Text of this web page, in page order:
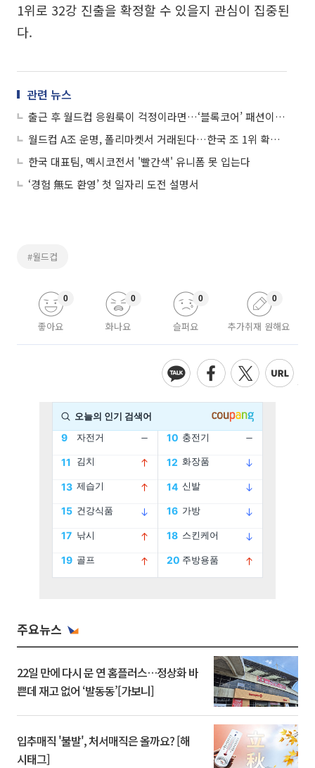
1위로 32강 진출을 확정할 수 있을지 관심이 집중된
다.
관련 뉴스
출근 후 월드컵 응원룩이 걱정이라면…‘블록코어’ 패션이 대세
월드컵 A조 운명, 폴리마켓서 거래된다…한국 조 1위 확률 36%
한국 대표팀, 멕시코전서 '빨간색' 유니폼 못 입는다
‘경험 無도 환영’ 첫 일자리 도전 설명서
#월드컵
좋아요
0
화나요
0
슬퍼요
0
추가취재 원해요
0
주요뉴스
22일 만에 다시 문 연 홈플러스…정상화 바
쁜데 재고 없어 ‘발동동’[가보니]
입추매직 '불발', 처서매직은 올까요? [해
시태그]